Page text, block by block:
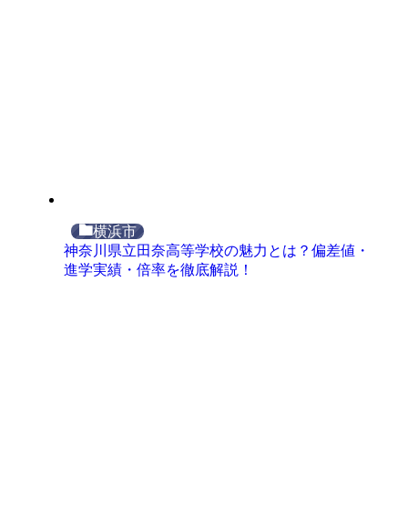
横浜市
神奈川県立田奈高等学校の魅力とは？偏差値・
進学実績・倍率を徹底解説！